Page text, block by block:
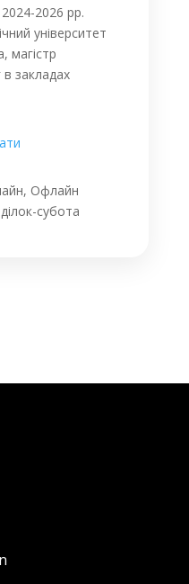
2026 рр.
університет
магістр
закладах
Офлайн
субота